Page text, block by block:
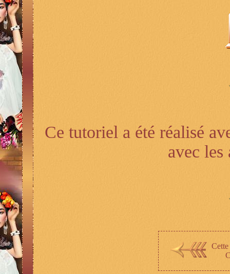
Ce tutoriel a été réalisé
avec les